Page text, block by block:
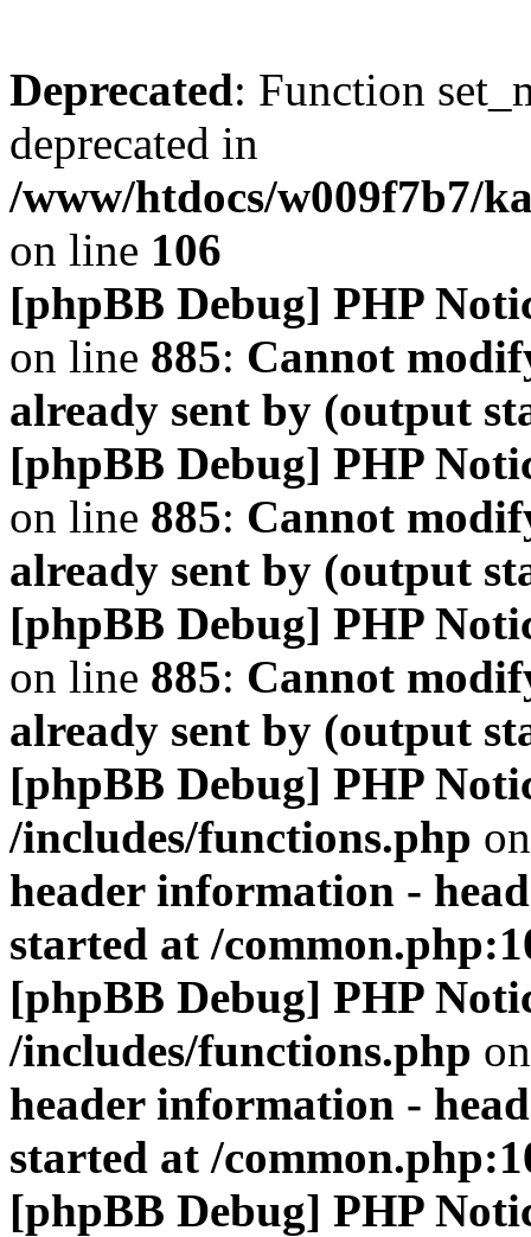
Deprecated: Function
deprecated in
/www/htdocs/w009f7b7/
on line 106
[phpBB Debug] PHP
on line 885: Cannot
already sent by (output
[phpBB Debug] PHP
on line 885: Cannot
already sent by (output
[phpBB Debug] PHP
on line 885: Cannot
already sent by (output
[phpBB Debug] PHP
/includes/functions.php
header information -
started at /
[phpBB Debug] PHP
/includes/functions.php
header information -
started at /
[phpBB Debug] PHP